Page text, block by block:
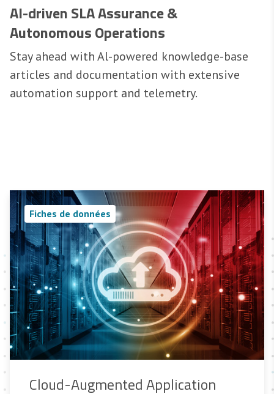
AI-driven SLA Assurance &
Autonomous Operations
Stay ahead with Al-powered knowledge-base
articles and documentation with extensive
automation support and telemetry.
Fiches de données
Cloud-Augmented Application